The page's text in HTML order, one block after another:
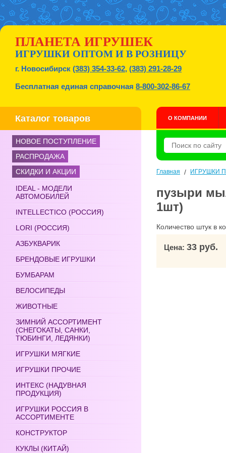
ПЛАНЕТА ИГРУШЕК
ИГРУШКИ ОПТОМ И В РОЗНИЦУ
г. Новосибирск (383) 354-33-62, (383) 291-28-29
Бесплатная единая справочная 8-800-302-86-67
Каталог товаров О КОМПАНИИ
НОВОЕ ПОСТУПЛЕНИЕ
РАСПРОДАЖА
СКИДКИ И АКЦИИ
IDEAL - МОДЕЛИ
АВТОМОБИЛЕЙ
INTELLECTICO (РОССИЯ)
LORI (РОССИЯ)
АЗБУКВАРИК
БРЕНДОВЫЕ ИГРУШКИ
БУМБАРАМ
ВЕЛОСИПЕДЫ
ЖИВОТНЫЕ
ЗИМНИЙ АССОРТИМЕНТ
(СНЕГОКАТЫ, САНКИ,
ТЮБИНГИ, ЛЕДЯНКИ)
ИГРУШКИ МЯГКИЕ
ИГРУШКИ ПРОЧИЕ
ИНТЕКС (НАДУВНАЯ
ПРОДУКЦИЯ)
ИГРУШКИ РОССИЯ В
АССОРТИМЕНТЕ
КОНСТРУКТОР
КУКЛЫ (КИТАЙ)
Главная / ИГРУШКИ
пузыри
1шт)
Количество штук в
Цена: 33 руб.